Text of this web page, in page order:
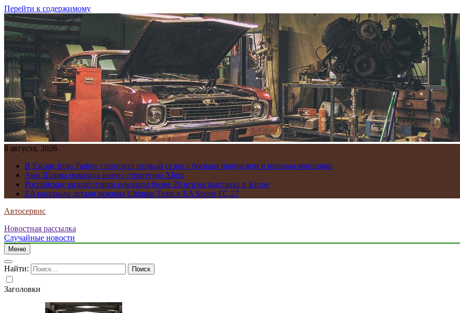
Перейти к содержимому
8 августа, 2026
В Escape from Tarkov стартовал первый сезон с боевым пропуском и новыми миссиями
Аша Шарма показала новую стратегию Xbox
Российские разработчики показали более 20 игр на выставке в Китае
EA раскрыла детали режима Ultimate Team в EA Sports FC 27
Автосервис
Новостная рассылка
Случайные новости
Меню
Найти:
Заголовки